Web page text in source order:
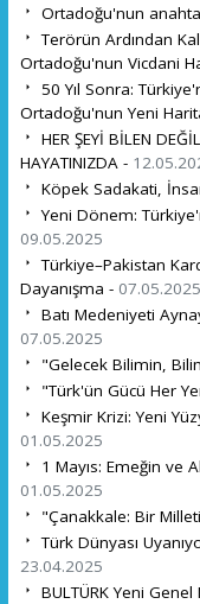
Ortadoğu'nun
Terörün Ardından
Ortadoğu'nun Vicdani
50 Yıl Sonra:
Ortadoğu'nun Yeni
HER ŞEYİ BİLEN
HAYATINIZDA -
Köpek Sadakati,
Yeni Dönem:
09.05.2025
Türkiye–Pakistan
Dayanışma - 07.05.2025
Batı Medeniyeti
07.05.2025
"Gelecek Bilimin,
"Türk'ün Gücü Her
Keşmir Krizi: Yeni
01.05.2025
1 Mayıs: Emeğin ve
01.05.2025
"Çanakkale: Bir
Türk Dünyası
23.04.2025
BULTÜRK Yeni